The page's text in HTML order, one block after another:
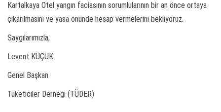
Kartalkaya Otel yangın faciasının sorumlularının bir an önce ortaya
çıkarılmasını ve yasa önünde hesap vermelerini bekliyoruz.
Saygılarımızla,
Levent KÜÇÜK
Genel Başkan
Tüketiciler Derneği (TÜDER)